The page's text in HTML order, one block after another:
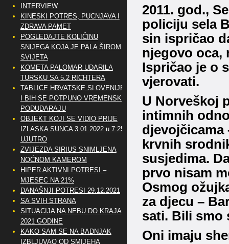
2011. god.,
policiju sela
sin ispričao
njegovo oca,
Ispričao je o
vjerovati.
U Norveškoj
intimnih
krvnih
susjedima.
prvo nisam
Osmog
za djecu –
sati. Bili smo
Oni imaju
INTERVIEW
KINESKI POTRES, PUCNJAVA I
ZDRAVA PAMET
POGLEDAJTE KOLIČINU
SNIJEGA KOJA JE PALA ŠIROM
SVIJETA
KOMETA PALOMAR UDARILA
TURSKU SA 5.2 RICHTERA
TABLICE HRVATSKE SLOVENIJE
I BIH SE POTPUNO VREMENSKI
PODUDARAJU
OBJEKT KOJI SE VIDIO PRIJE
IZLASKA SUNCA 3.01.2022 u 7:25
UJUTRO
ZVIJEZDA SIRIUS SNIMLJENA
NOĆNOM KAMEROM
HIPER AKTIVNI POTRESI –
MJESEC NA 21%
DANAŠNJI POTRESI 29.12.2021
SA SVIH STRANA
SITUACIJA NA NEBU DO KRAJA
2021 GODINE
KAKO SAM SE NA BADNJAK
IZBLJUVAO OD SMIJEHA